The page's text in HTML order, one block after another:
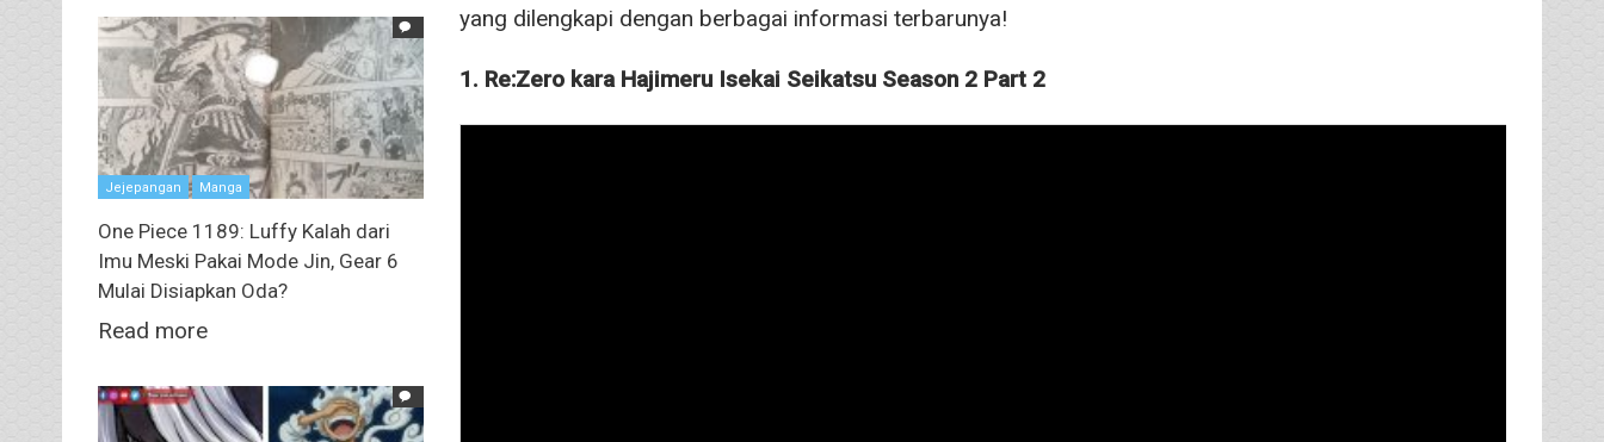
yang dilengkapi dengan berbagai informasi terbarunya!
1. Re:Zero kara Hajimeru Isekai Seikatsu Season 2 Part 2
Jejepangan Manga
One Piece 1189: Luffy Kalah dari
Imu Meski Pakai Mode Jin, Gear 6
Mulai Disiapkan Oda?
Read more